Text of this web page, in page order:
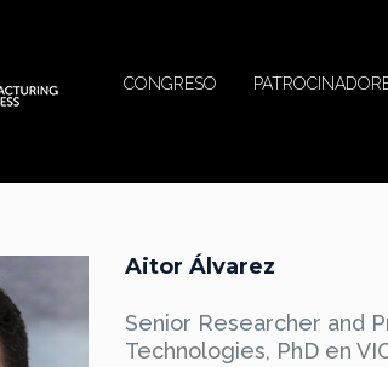
CONGRESO
Aitor Álvarez
Senior Researcher and
Technologies, PhD en